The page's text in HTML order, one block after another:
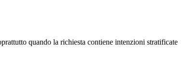
quando la richiesta contiene intenzioni stratificate